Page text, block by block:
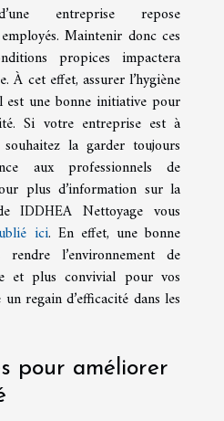
entreprise repose
Maintenir donc ces
propices impactera
À cet effet, assurer l’hygiène
une bonne initiative pour
Si votre entreprise est à
la garder toujours
aux professionnels de
plus d’information sur la
IDDHEA Nettoyage vous
ici. En effet, une bonne
l’environnement de
et plus convivial pour vos
regain d’efficacité dans les
pour améliorer